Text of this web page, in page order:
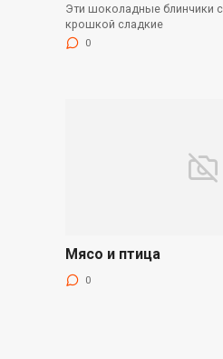
Эти шоколадные блинчики
крошкой сладкие
0
Мясо и птица
0